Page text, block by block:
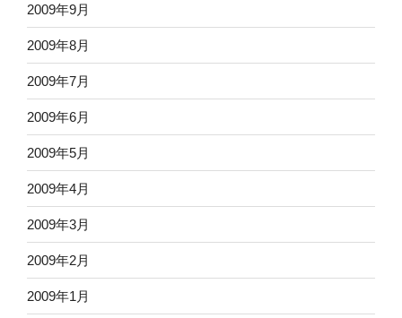
2009年9月
2009年8月
2009年7月
2009年6月
2009年5月
2009年4月
2009年3月
2009年2月
2009年1月